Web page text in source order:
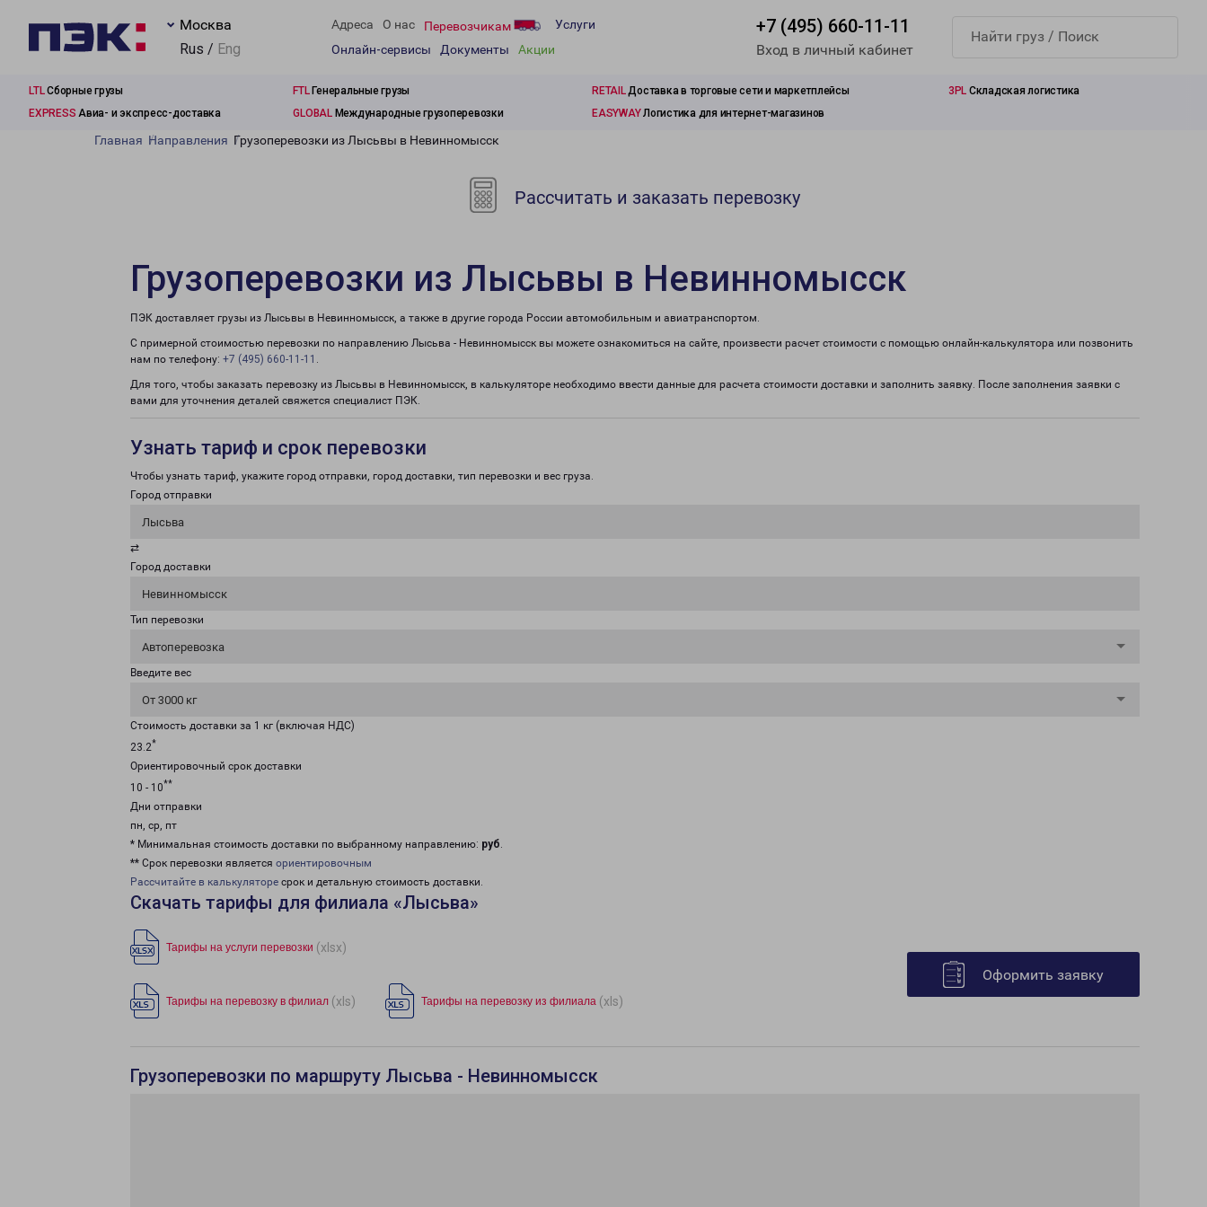
Москва
Rus / Eng
Адреса О нас Перевозчикам
Услуги
Онлайн-сервисы
Документы Акции
+7 (495) 660-11-11
Вход в личный кабинет
LTLСборные грузы FTLГенеральные грузы RETAILДоставка в торговые сети и маркетплейсы 3PL Складская логистика
EXPRESS Авиа- и экспресс-доставка GLOBALМеждународные грузоперевозки EASYWAYЛогистика для интернет-магазинов
Главная Направления Грузоперевозки из Лысьвы в Невинномысск
Рассчитать и заказать перевозку
Грузоперевозки из Лысьвы в Невинномысск
ПЭК доставляет грузы из Лысьвы в Невинномысск, а также в другие города России автомобильным и авиатранспортом.
С примерной стоимостью перевозки по направлению Лысьва - Невинномысск вы можете ознакомиться на сайте, произвести расчет стоимости с помощью онлайн-калькулятора или позвонить
нам по телефону: +7 (495) 660-11-11 .
Для того, чтобы заказать перевозку из Лысьвы в Невинномысск, в калькуляторе необходимо ввести данные для расчета стоимости доставки и заполнить заявку. После заполнения заявки с
вами для уточнения деталей свяжется специалист ПЭК.
Узнать тариф и срок перевозки
Чтобы узнать тариф, укажите город отправки, город доставки, тип перевозки и вес груза.
Город отправки
Лысьва
⇄
Город доставки
Невинномысск
Тип перевозки
Автоперевозка
Введите вес
От 3000 кг
Стоимость доставки за 1 кг (включая НДС)
23.2*
Ориентировочный срок доставки
10 - 10**
Дни отправки
пн, ср, пт
* Минимальная стоимость доставки по выбранному направлению: руб.
** Срок перевозки является ориентировочным
Рассчитайте в калькуляторе срок и детальную стоимость доставки.
Скачать тарифы для филиала «Лысьва»
Тарифы на услуги перевозки (xlsx)
Тарифы на перевозку в филиал (xls) Тарифы на перевозку из филиала (xls)
Оформить заявку
Грузоперевозки по маршруту Лысьва - Невинномысск